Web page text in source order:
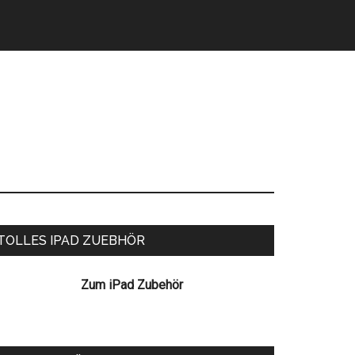
IPAD ZUEBHÖR
Zum iPad Zubehör